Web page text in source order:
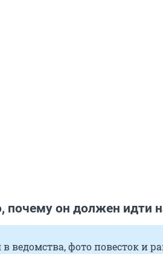
почему он должен идти
ведомства, фото повесток и